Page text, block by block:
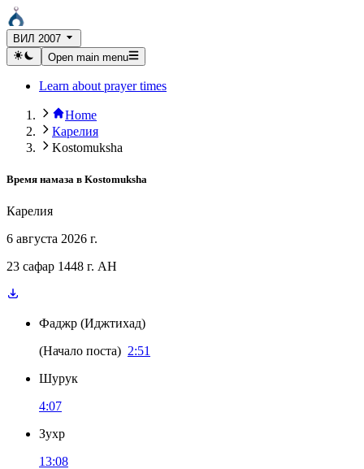
ВИЛ 2007
Open main menu
Learn about prayer times
Home
Карелия
Kostomuksha
Время намаза в Kostomuksha
Карелия
6 августа 2026 г.
23 сафар 1448 г. AH
Фаджр (Иджтихад)
(Начало поста) 2:51
Шурук
4:07
Зухр
13:08